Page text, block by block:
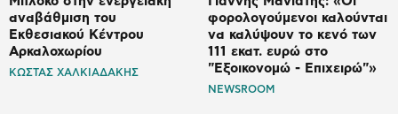
αναβάθμιση του
Εκθεσιακού Κέντρου
Αρκαλοχωρίου
ΚΩΣΤΑΣ ΧΑΛΚΙΑΔΑΚΗΣ
φορολογούμενοι καλούνται
να καλύψουν το κενό των
111 εκατ. ευρώ στο
"Εξοικονομώ - Επιχειρώ"»
NEWSROOM